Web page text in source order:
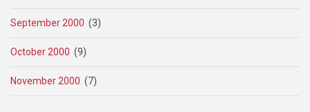
September 2000 (3)
October 2000 (9)
November 2000 (7)